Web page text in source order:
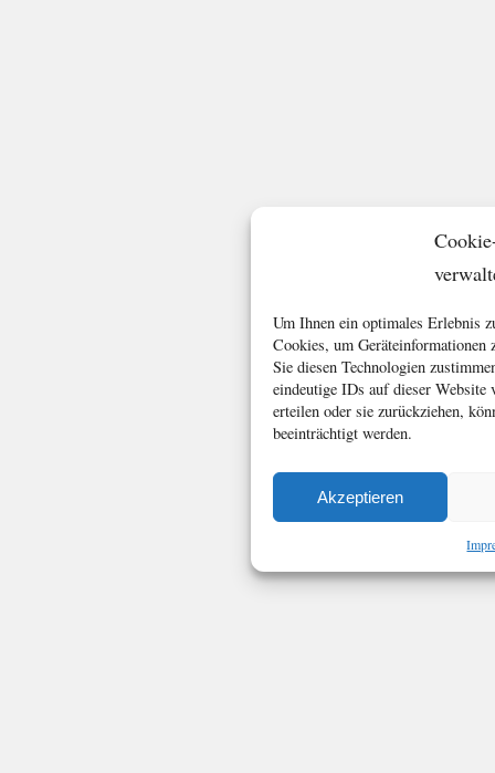
Um Ihnen ein optimales Erlebnis
Cookies, um Geräteinformationen
Sie diesen Technologien
eindeutige IDs auf dieser
erteilen oder sie zurückziehen,
beeinträchtigt werden.
Akzeptieren